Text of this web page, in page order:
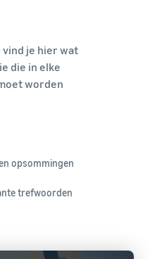
vind je hier wat
die in elke
worden
opsommingen
trefwoorden